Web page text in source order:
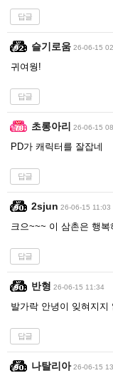
답글
슬기로움 26-06-15
귀여웡!
답글
초롱아리 26-06-15
PD가 캐릭터를 잘잡네
답글
2sjun 26-06-15 11:03
크으~~~ 이 삼촌은 행
답글
반형 26-06-15 11:34
발가락 안녕이 잊혀지지
답글
나탈리아 26-06-15